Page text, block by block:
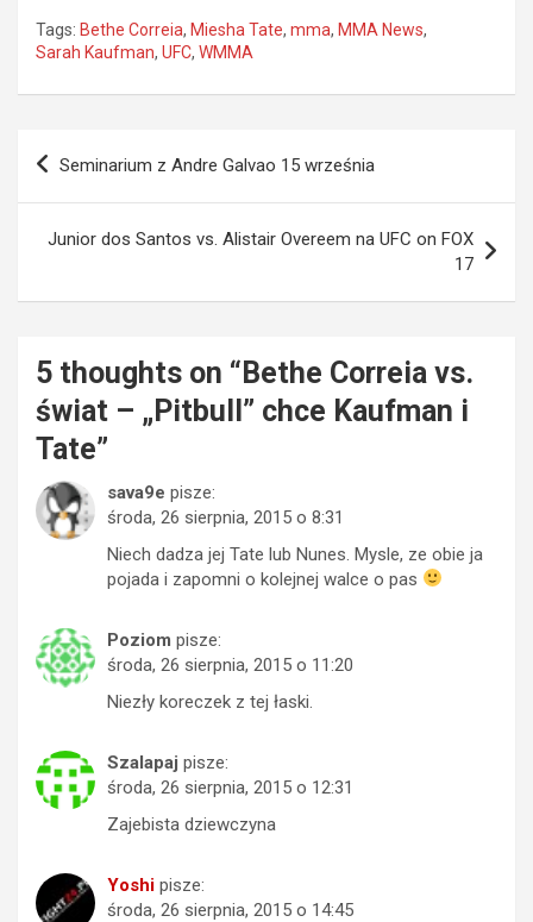
Tags: Bethe Correia, Miesha Tate, mma, MMA News,
Sarah Kaufman, UFC, WMMA
Nawigacja
Seminarium z Andre Galvao 15 września
Junior dos Santos vs. Alistair Overeem na UFC on FOX
17
5 thoughts on “ Bethe Correia vs.
świat – „Pitbull” chce Kaufman i
Tate”
sava9e pisze:
środa, 26 sierpnia, 2015 o 8:31
Niech dadza jej Tate lub Nunes. Mysle, ze obie ja
pojada i zapomni o kolejnej walce o pas
Poziom pisze:
środa, 26 sierpnia, 2015 o 11:20
Niezły koreczek z tej łaski.
Szalapaj pisze:
środa, 26 sierpnia, 2015 o 12:31
Zajebista dziewczyna
Yoshi pisze:
środa, 26 sierpnia, 2015 o 14:45